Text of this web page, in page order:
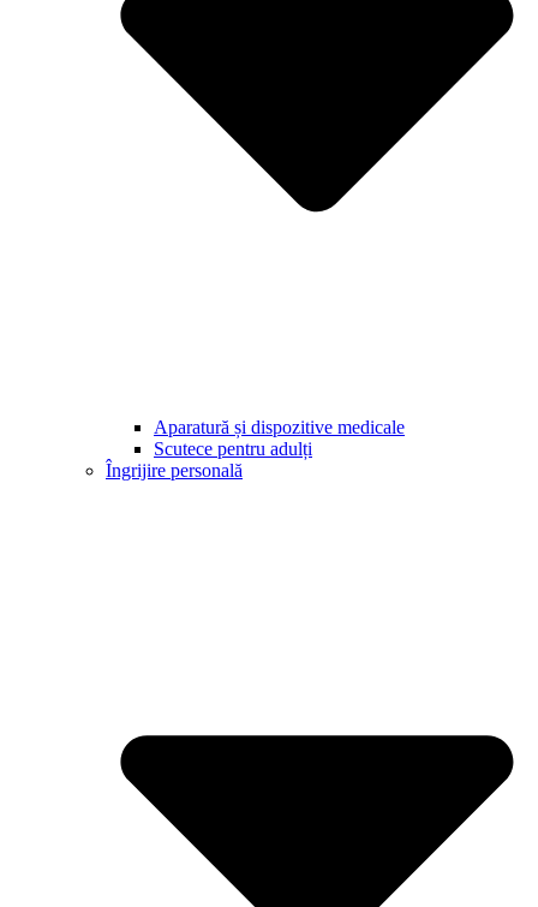
Aparatură și dispozitive medicale
Scutece pentru adulți
Îngrijire personală